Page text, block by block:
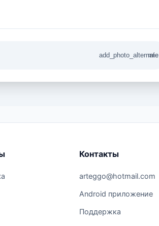
add_photo_alternate
mic
Контакты
arteggo@hotmail.com
Android приложение
Поддержка